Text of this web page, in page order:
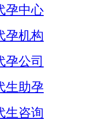
孕中心
孕机构
孕公司
生助孕
生咨询